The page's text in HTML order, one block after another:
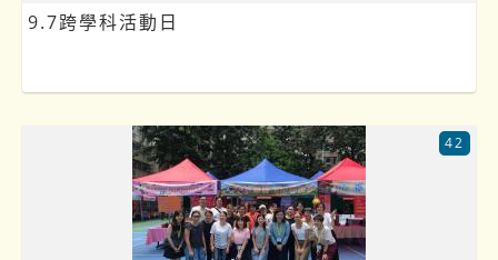
9.7跨學科活動日
42